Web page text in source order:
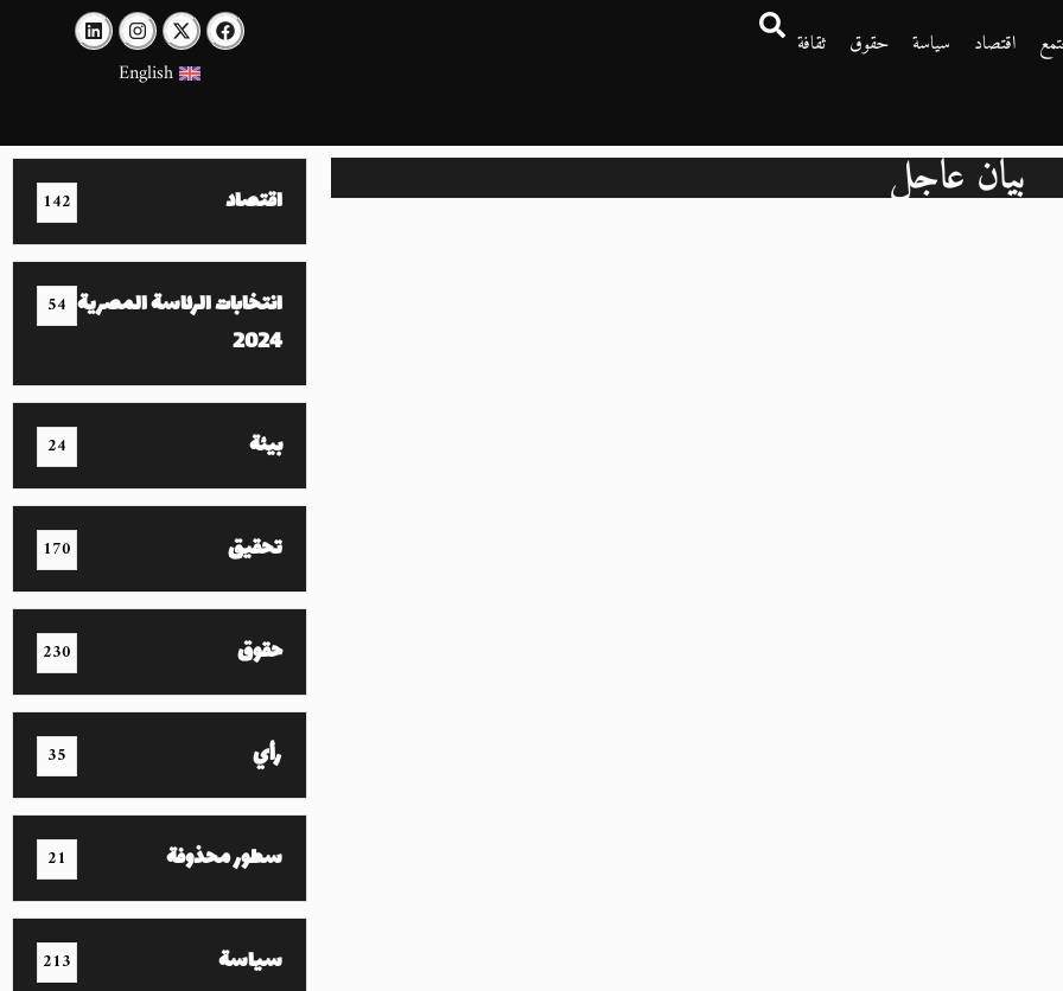
اقتصاد سياسة حقوق
ثقافة
English
بيان عاجل اقتصاد 142
انتخابات الرئاسة المصرية
2024
54
بيئة 24
تحقيق 170
حقوق 230
رأي 35
سطور محذوفة 21
سياسة 213